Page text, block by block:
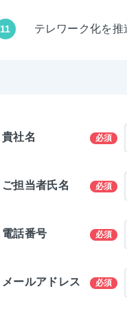
11 テレワーク化を推
貴社名 必須
ご担当者氏名 必須
電話番号 必須
メールアドレス 必須